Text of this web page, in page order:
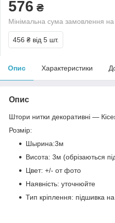
576 ₴
Мінімальна сума замовлення
456 ₴ від 5 шт.
Опис Характеристики
Опис
Штори нитки декоративні —
Розмір:
Шырина:3м
Висота: 3м (обрізаються
Цвет: +/- от фото
Наявність: уточнюйте
Тип кріплення: підшивка